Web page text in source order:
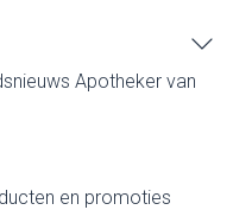
Apotheker van
en promoties